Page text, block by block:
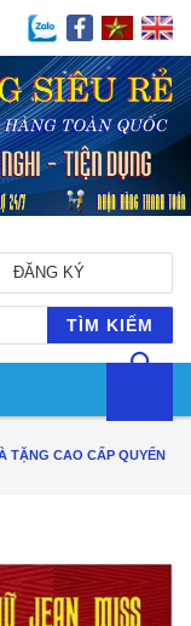
ĐĂNG KÝ
TÌM KIẾM
TẶNG CAO CẤP QUYẾN